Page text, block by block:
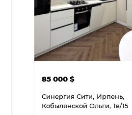
85 000$
Синергия Сити, Ирпень,
Кобылянской Ольги, 1в/15